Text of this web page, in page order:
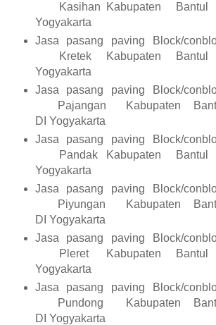
Kasihan
Kabupaten Bantul
Yogyakarta
Jasa pasang paving Block/
Kretek
Kabupaten Bantul
Yogyakarta
Jasa pasang paving Block/
Pajangan
Kabupaten
DI Yogyakarta
Jasa pasang paving Block/
Pandak
Kabupaten Bantul
Yogyakarta
Jasa pasang paving Block/
Piyungan
Kabupaten
DI Yogyakarta
Jasa pasang paving Block/
Pleret
Kabupaten Bantul
Yogyakarta
Jasa pasang paving Block/
Pundong
Kabupaten
DI Yogyakarta